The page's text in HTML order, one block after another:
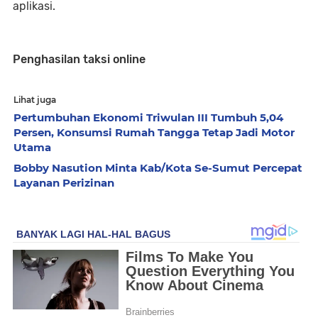
aplikasi.
Penghasilan taksi online
Lihat juga
Pertumbuhan Ekonomi Triwulan III Tumbuh 5,04
Persen, Konsumsi Rumah Tangga Tetap Jadi Motor
Utama
Bobby Nasution Minta Kab/Kota Se-Sumut Percepat
Layanan Perizinan